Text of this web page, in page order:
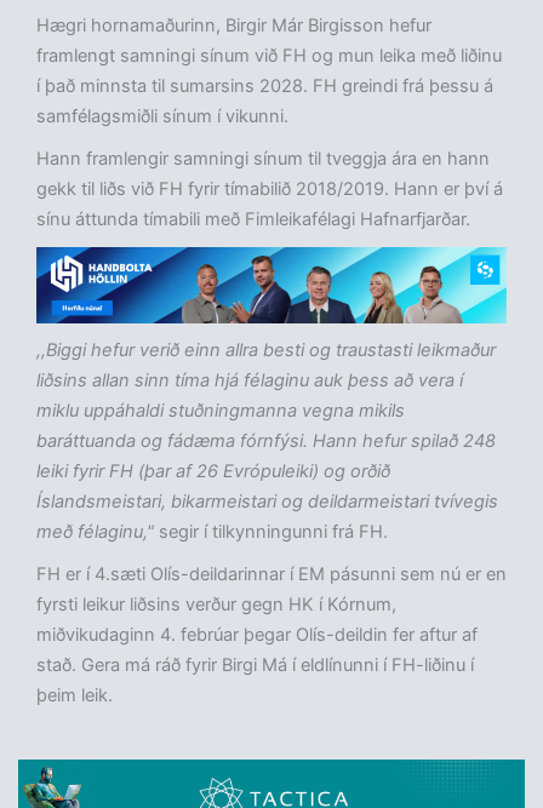
Hægri hornamaðurinn, Birgir Már Birgisson hefur
framlengt samningi sínum við FH og mun leika með liðinu
í það minnsta til sumarsins 2028. FH greindi frá þessu á
samfélagsmiðli sínum í vikunni.
Hann framlengir samningi sínum til tveggja ára en hann
gekk til liðs við FH fyrir tímabilið 2018/2019. Hann er því á
sínu áttunda tímabili með Fimleikafélagi Hafnarfjarðar.
,,Biggi hefur verið einn allra besti og traustasti leikmaður
liðsins allan sinn tíma hjá félaginu auk þess að vera í
miklu uppáhaldi stuðningmanna vegna mikils
baráttuanda og fádæma fórnfýsi. Hann hefur spilað 248
leiki fyrir FH (þar af 26 Evrópuleiki) og orðið
Íslandsmeistari, bikarmeistari og deildarmeistari tvívegis
með félaginu," segir í tilkynningunni frá FH.
FH er í 4.sæti Olís-deildarinnar í EM pásunni sem nú er en
fyrsti leikur liðsins verður gegn HK í Kórnum,
miðvikudaginn 4. febrúar þegar Olís-deildin fer aftur af
stað. Gera má ráð fyrir Birgi Má í eldlínunni í FH-liðinu í
þeim leik.